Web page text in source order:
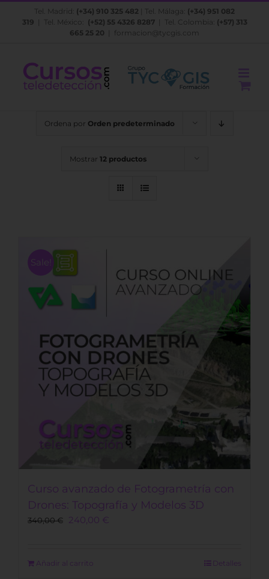
Saltar
Tel. Madrid: (+34) 910 325 482 | Tel. Málaga: (+34) 951 082
319 | Tel. México: (+52) 55 4326 8287| Tel. Colombia: (+57) 313
665 25 20
formacion@tycgis.com
Ordena por Orden predeterminado
Mostrar 12 productos
Sale!
Curso avanzado de Fotogrametría con
Drones: Topografía y Modelos 3D
340,00€
Original
340,00 €.
240,00 €
Añadir al carrito Detalles